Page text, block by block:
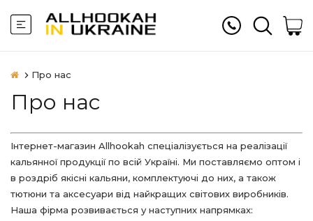
Про нас
Про нас
Інтернет-магазин Allhookah спеціалізується на реалізації
кальянної продукції по всій Україні. Ми поставляємо оптом і
в роздріб якісні кальяни, комплектуючі до них, а також
тютюни та аксесуари від найкращих світових виробників.
Наша фірма розвивається у наступних напрямках: